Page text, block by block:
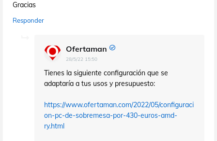
Gracias
Responder
Ofertaman
28/5/22 15:50
Tienes la siguiente configuración que se
adaptaría a tus usos y presupuesto:
https://www.ofertaman.com/2022/05/configuraci
on-pc-de-sobremesa-por-430-euros-amd-
ry.html